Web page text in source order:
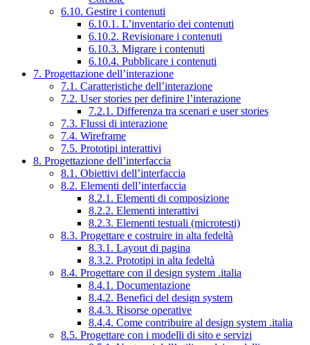
6.10. Gestire i contenuti
6.10.1. L’inventario dei contenuti
6.10.2. Revisionare i contenuti
6.10.3. Migrare i contenuti
6.10.4. Pubblicare i contenuti
7. Progettazione dell’interazione
7.1. Caratteristiche dell’interazione
7.2. User stories per definire l’interazione
7.2.1. Differenza tra scenari e user stories
7.3. Flussi di interazione
7.4. Wireframe
7.5. Prototipi interattivi
8. Progettazione dell’interfaccia
8.1. Obiettivi dell’interfaccia
8.2. Elementi dell’interfaccia
8.2.1. Elementi di composizione
8.2.2. Elementi interattivi
8.2.3. Elementi testuali (microtesti)
8.3. Progettare e costruire in alta fedeltà
8.3.1. Layout di pagina
8.3.2. Prototipi in alta fedeltà
8.4. Progettare con il design system .italia
8.4.1. Documentazione
8.4.2. Benefici del design system
8.4.3. Risorse operative
8.4.4. Come contribuire al design system .italia
8.5. Progettare con i modelli di sito e servizi